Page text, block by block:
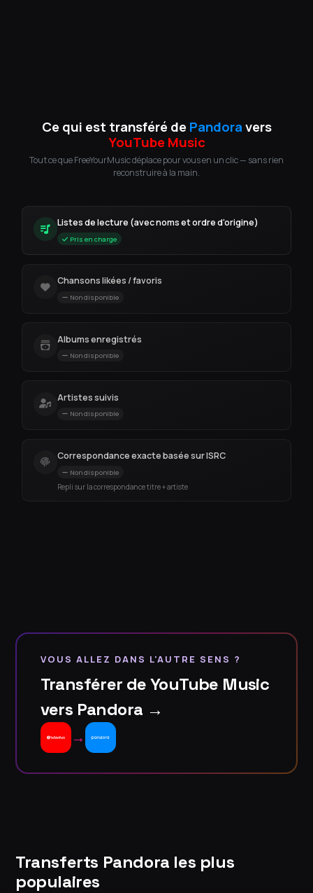
Ce qui est transféré de Pandoravers
YouTube Music
Tout ce que FreeYourMusic déplace pour vous en un clic — sans rien
reconstruire à la main.
Listes de lecture (avec noms et ordre d'origine)
Pris en charge
Chansons likées / favoris
Non disponible
Albums enregistrés
Non disponible
Artistes suivis
Non disponible
Correspondance exacte basée sur ISRC
Non disponible
Repli sur la correspondance titre + artiste
VOUS ALLEZ DANS L'AUTRE SENS ?
Transférer de YouTube Music
vers Pandora →
→
Transferts Pandora les plus
populaires